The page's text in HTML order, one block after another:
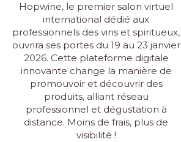
Hopwine, le premier salon virtuel
international dédié aux
professionnels des vins et spiritueux,
ouvrira ses portes du 19 au 23 janvier
2026. Cette plateforme digitale
innovante change la manière de
promouvoir et découvrir des
produits, alliant réseau
professionnel et dégustation à
distance. Moins de frais, plus de
visibilité !